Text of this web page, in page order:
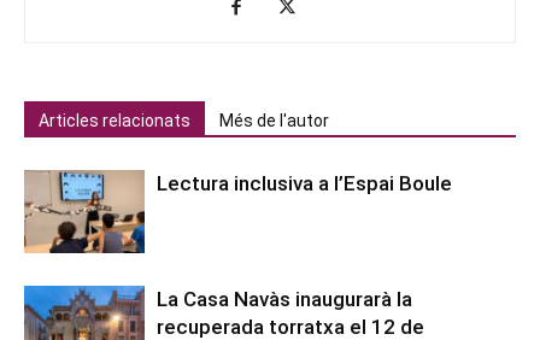
Articles relacionats Més de l'autor
Lectura inclusiva a l’Espai Boule
La Casa Navàs inaugurarà la
recuperada torratxa el 12 de